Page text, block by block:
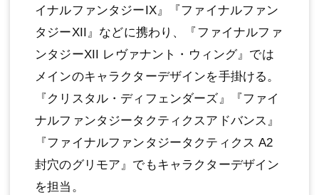
イナルファンタジーIX』『ファイナルファン
タジーXII』などに携わり、『ファイナルファ
ンタジーXII レヴァナント・ウィング』では
メインのキャラクターデザインを手掛ける。
『クリスタル・ディフェンダーズ』『ファイ
ナルファンタジータクティクスアドバンス』
『ファイナルファンタジータクティクス A2
封穴のグリモア』でもキャラクターデザイン
を担当。